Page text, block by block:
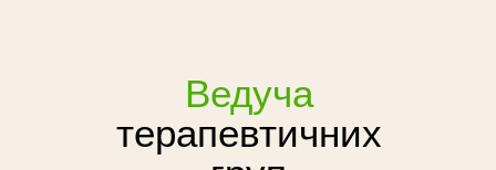
Ведуча
терапевтичних